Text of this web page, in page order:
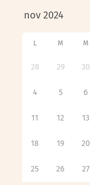
L M M
28 29 30
4 5 6
11 12 13
18 19 20
25 26 27